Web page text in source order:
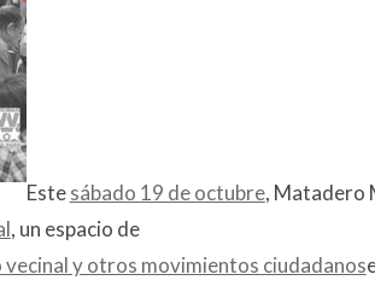
Estesábado 19 de octubre, Matadero
, un espacio de
y otros movimientos ciudadanos